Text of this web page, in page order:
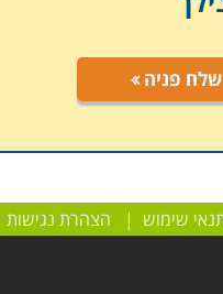
בימי בית הספר
מן המכללות מצהירות
מבין כלל האפשרויות
לקבל לשורותיהם כמה
שלח פניה
שימוש | הצהרת נגישות